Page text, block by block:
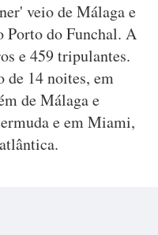
veio de Málaga e
Porto do Funchal. A
e 459 tripulantes.
de 14 noites, em
de Málaga e
e em Miami,